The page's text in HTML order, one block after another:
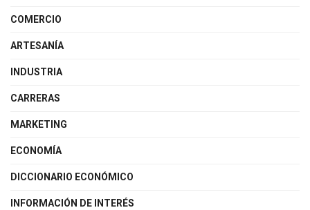
COMERCIO
ARTESANÍA
INDUSTRIA
CARRERAS
MARKETING
ECONOMÍA
DICCIONARIO ECONÓMICO
INFORMACIÓN DE INTERÉS